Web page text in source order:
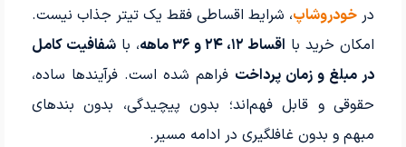
در خودروشاپ، شرایط اقساطی فقط یک تیتر جذاب نیست.
امکان خرید با اقساط ۱۲، ۲۴ و ۳۶ ماهه ، باشفافیت کامل
در مبلغ و زمان پرداخت فراهم شده است. فرآیندها ساده،
حقوقی و قابل فهم‌اند؛ بدون پیچیدگی، بدون بندهای
مبهم و بدون غافلگیری در ادامه مسیر.